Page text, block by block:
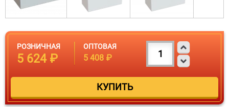
РОЗНИЧНАЯ
5 624 ₽
ОПТОВАЯ
5 408 ₽